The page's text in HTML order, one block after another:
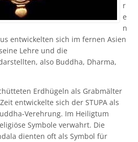
r
e
n
entwickelten sich im fernen Asien
Lehre und die
also Buddha, Dharma,
Erdhügeln als Grabmälter
entwickelte sich der STUPA als
Verehrung. Im Heiligtum
Symbole verwahrt. Die
dienten oft als Symbol für